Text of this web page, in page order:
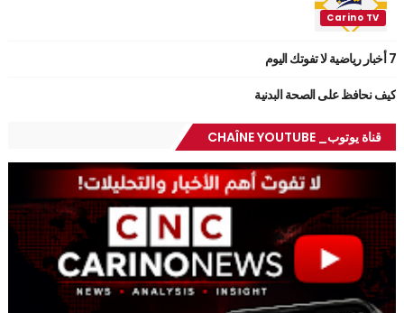
7 أخبار رياضية لا تفوتك اليوم
كيف نحافظ على الصحة البدنية
قناة يوتوب_ CHAÎNE YOUTUBE